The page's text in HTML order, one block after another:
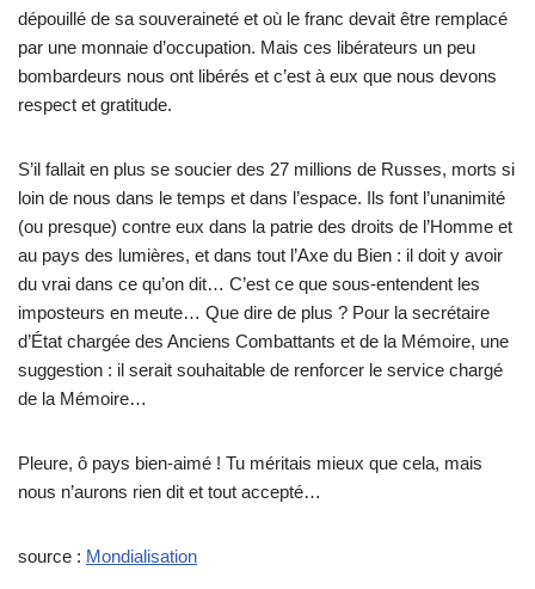
dépouillé de sa souveraineté et où le franc devait être remplacé
par une monnaie d’occupation. Mais ces libérateurs un peu
bombardeurs nous ont libérés et c’est à eux que nous devons
respect et gratitude.
S’il fallait en plus se soucier des 27 millions de Russes, morts si
loin de nous dans le temps et dans l’espace. Ils font l’unanimité
(ou presque) contre eux dans la patrie des droits de l’Homme et
au pays des lumières, et dans tout l’Axe du Bien : il doit y avoir
du vrai dans ce qu’on dit… C’est ce que sous-entendent les
imposteurs en meute… Que dire de plus ? Pour la secrétaire
d’État chargée des Anciens Combattants et de la Mémoire, une
suggestion : il serait souhaitable de renforcer le service chargé
de la Mémoire…
Pleure, ô pays bien-aimé ! Tu méritais mieux que cela, mais
nous n’aurons rien dit et tout accepté…
source : Mondialisation